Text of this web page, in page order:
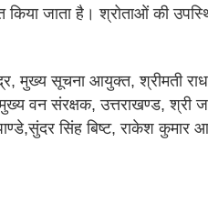
किया जाता है। श्रोताओं की
मुख्य सूचना आयुक्त, श्रीमती
वन संरक्षक, उत्तराखण्ड,
सिंह बिष्ट, राकेश कुमार